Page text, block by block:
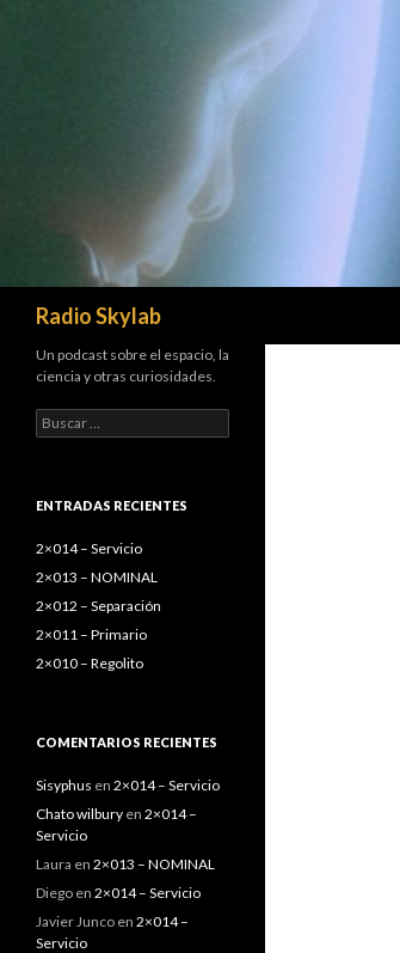
Radio Skylab
Un podcast sobre el espacio, la
ciencia y otras curiosidades.
B
u
a
:
ENTRADAS RECIENTES
2×014 – Servicio
2×013 – NOMINAL
2×012 – Separación
2×011 – Primario
2×010 – Regolito
COMENTARIOS RECIENTES
Sisyphus en 2×014 – Servicio
Chato wilbury en 2×014 –
Servicio
Laura en 2×013 – NOMINAL
Diego en 2×014 – Servicio
Javier Junco en 2×014 –
Servicio